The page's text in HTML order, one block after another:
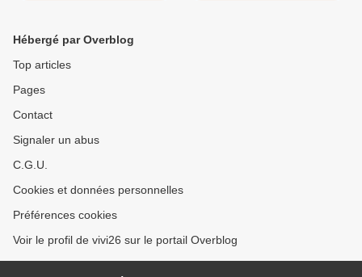
Hébergé par Overblog
Top articles
Pages
Contact
Signaler un abus
C.G.U.
Cookies et données personnelles
Préférences cookies
Voir le profil de vivi26 sur le portail Overblog